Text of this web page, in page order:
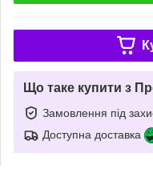
Що таке купити з
Замовлення під
Доступна доставка